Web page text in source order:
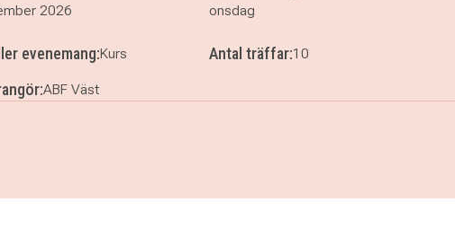
2026 onsdag
evenemang:Kurs Antal träffar:10
ABF Väst
och avancerad